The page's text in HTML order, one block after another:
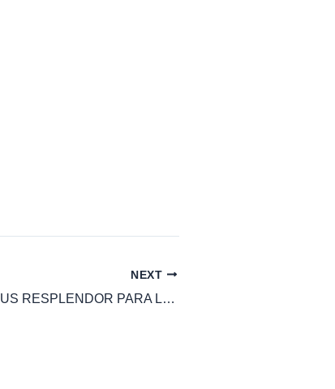
NEXT
HORÁRIO DE ÔNIBUS RESPLENDOR PARA LAVRINHA